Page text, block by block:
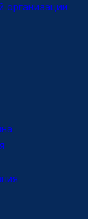
организации